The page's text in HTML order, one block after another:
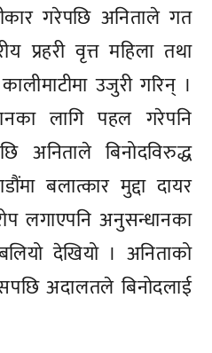
गरेपछि अनिताले गत
प्रहरी वृत्त महिला तथा
उजुरी गरिन् ।
लागि पहल गरेपनि
बिनोदविरुद्ध
बलात्कार मुद्दा दायर
लगाएपनि अनुसन्धानका
देखियो । अनिताको
अदालतले बिनोदलाई